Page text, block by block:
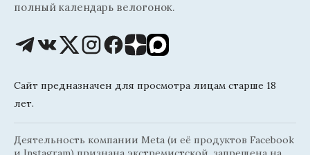
полный календарь велогонок.
Сайт предназначен для просмотра лицам старше 18
лет.
Деятельность компании Meta (и её продуктов Facebook